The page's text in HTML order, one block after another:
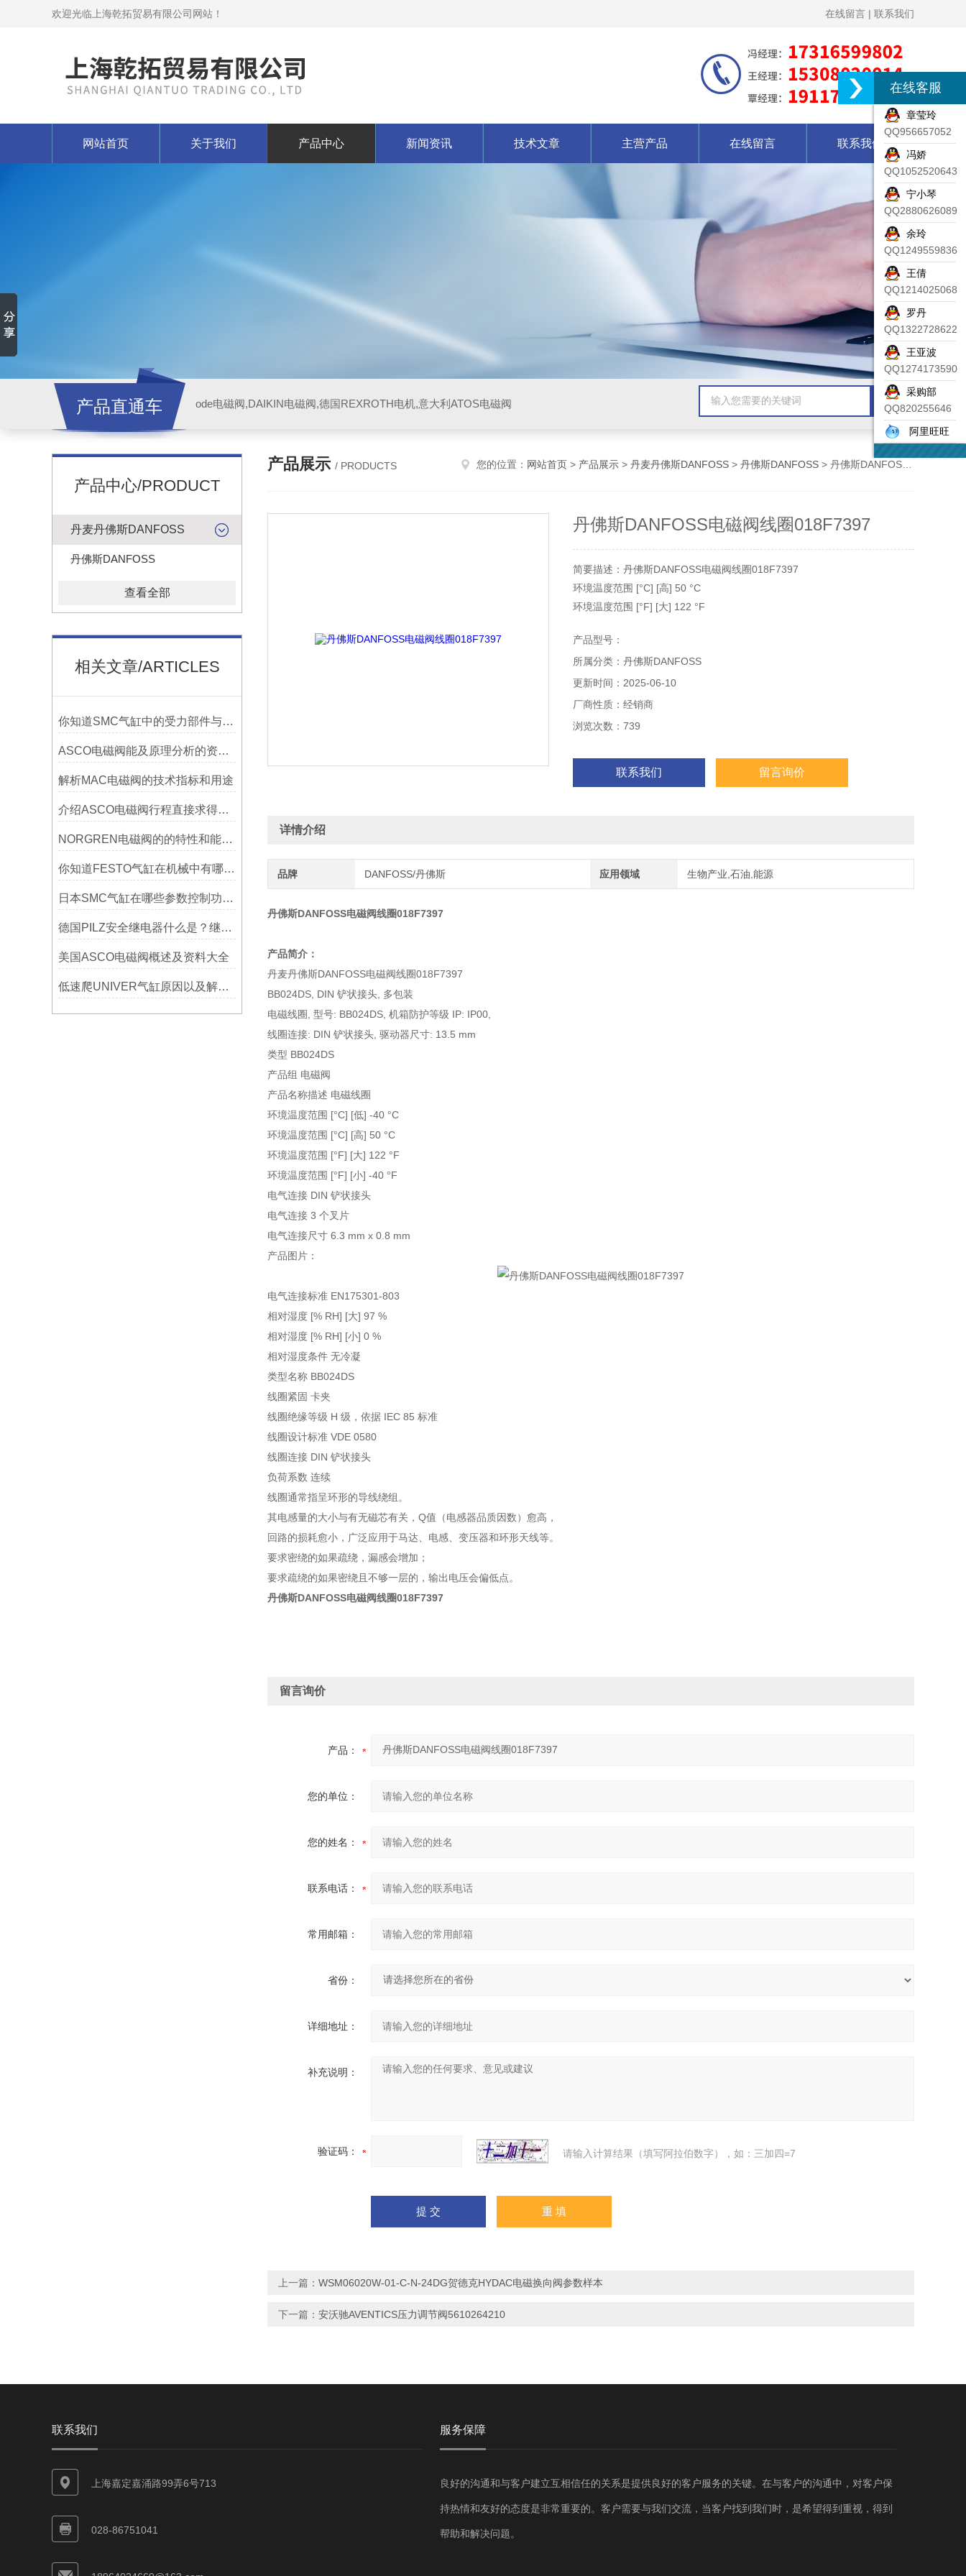
欢迎光临上海乾拓贸易有限公司网站！ 在线留言 | 联系我们
网站首页 关于我们 产品中心 新闻资讯 技术文章 主营产品 在线留言 联系我们
产品直通车 ode电磁阀,DAIKIN电磁阀,德国REXROTH电机,意大利ATOS电磁阀
产品中心/PRODUCT
丹麦丹佛斯DANFOSS
丹佛斯DANFOSS
查看全部
相关文章/ARTICLES
你知道SMC气缸中的受力部件与其间隙上的影响有哪些吗？
ASCO电磁阀能及原理分析的资料有哪些？
解析MAC电磁阀的技术指标和用途
介绍ASCO电磁阀行程直接求得流量值
NORGREN电磁阀的的特性和能承载的介质都是不一样的
你知道FESTO气缸在机械中有哪些使用吗？
日本SMC气缸在哪些参数控制功能运作
德国PILZ安全继电器什么是？继电器的作用及介绍
美国ASCO电磁阀概述及资料大全
低速爬UNIVER气缸原因以及解决方法
产品展示 / PRODUCTS 您的位置： 网站首页 > 产品展示 > 丹麦丹佛斯DANFOSS > 丹佛斯DANFOSS > 丹佛斯DANFOSS电磁阀线圈018F7397
丹佛斯DANFOSS电磁阀线圈018F7397
简要描述：丹佛斯DANFOSS电磁阀线圈018F7397
环境温度范围 [°C] [高] 50 °C
环境温度范围 [°F] [大] 122 °F
产品型号：
所属分类：丹佛斯DANFOSS
更新时间：2025-06-10
厂商性质：经销商
浏览次数：739
联系我们 留言询价
详情介绍
品牌 DANFOSS/丹佛斯 应用领域 生物产业,石油,能源
丹佛斯DANFOSS电磁阀线圈018F7397
产品简介：
丹麦丹佛斯DANFOSS电磁阀线圈018F7397
BB024DS, DIN 铲状接头, 多包装
电磁线圈, 型号: BB024DS, 机箱防护等级 IP: IP00,
线圈连接: DIN 铲状接头, 驱动器尺寸: 13.5 mm
类型 BB024DS
产品组 电磁阀
产品名称描述 电磁线圈
环境温度范围 [°C] [低] -40 °C
环境温度范围 [°C] [高] 50 °C
环境温度范围 [°F] [大] 122 °F
环境温度范围 [°F] [小] -40 °F
电气连接 DIN 铲状接头
电气连接 3 个叉片
电气连接尺寸 6.3 mm x 0.8 mm
产品图片：
电气连接标准 EN175301-803
相对湿度 [% RH] [大] 97 %
相对湿度 [% RH] [小] 0 %
相对湿度条件 无冷凝
类型名称 BB024DS
线圈紧固 卡夹
线圈绝缘等级 H 级，依据 IEC 85 标准
线圈设计标准 VDE 0580
线圈连接 DIN 铲状接头
负荷系数 连续
线圈通常指呈环形的导线绕组。
其电感量的大小与有无磁芯有关，Q值（电感器品质因数）愈高，
回路的损耗愈小，广泛应用于马达、电感、变压器和环形天线等。
要求密绕的如果疏绕，漏感会增加；
要求疏绕的如果密绕且不够一层的，输出电压会偏低点。
丹佛斯DANFOSS电磁阀线圈018F7397
留言询价
产品：
您的单位：
您的姓名：
联系电话：
常用邮箱：
省份：
详细地址：
补充说明：
验证码： 请输入计算结果（填写阿拉伯数字），如：三加四=7
上一篇： WSM06020W-01-C-N-24DG贺德克HYDAC电磁换向阀参数样本
下一篇： 安沃驰AVENTICS压力调节阀5610264210
联系我们
上海嘉定嘉涌路99弄6号713
028-86751041
服务保障
良好的沟通和与客户建立互相信任的关系是提供良好的客户服务的关键。在与客户的沟通中，对客户保
持热情和友好的态度是非常重要的。客户需要与我们交流，当客户找到我们时，是希望得到重视，得到
帮助和解决问题。
在线客服
章莹玲
QQ956657052
冯娇
QQ1052520643
宁小琴
QQ2880626089
余玲
QQ1249559836
王倩
QQ1214025068
罗丹
QQ1322728622
王亚波
QQ1274173590
采购部
QQ820255646
阿里旺旺